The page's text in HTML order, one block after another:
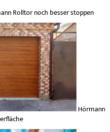
Rolltor noch besser stoppen
Hörmann